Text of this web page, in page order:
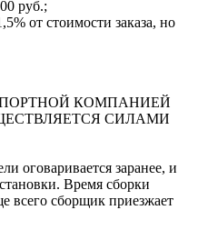
руб.;
от стоимости заказа, но
КОМПАНИЕЙ
СИЛАМИ
оговаривается заранее, и
Время сборки
всего сборщик приезжает